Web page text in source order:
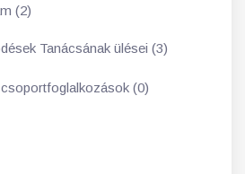
(2)
Tanácsának ülései (3)
(0)